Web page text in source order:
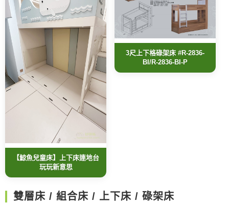
【鯨魚兒童床】上下床連地台
玩玩新意思
3尺上下格碌架床 #R-2836-
BI/R-2836-BI-P
雙層床 / 組合床 / 上下床 / 碌架床